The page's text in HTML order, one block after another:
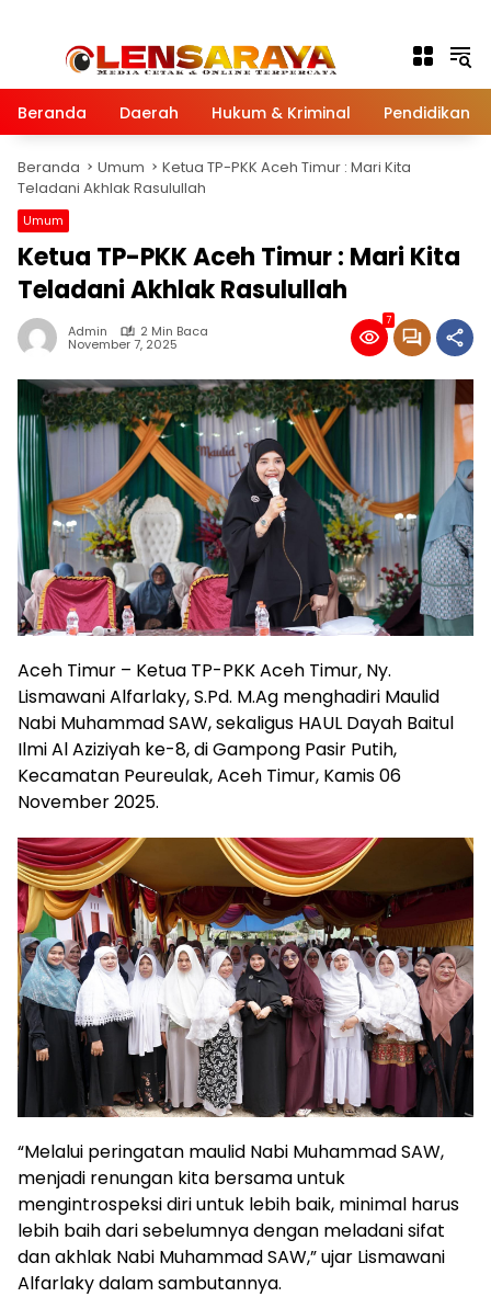
Beranda Daerah Hukum & Kriminal Pendidikan
Beranda Umum
Ketua TP-PKK Aceh Timur : Mari Kita
Teladani Akhlak Rasulullah
Umum
Ketua TP-PKK Aceh Timur : Mari Kita
Teladani Akhlak Rasulullah
Admin 2 Min Baca
November 7, 2025
7
Aceh Timur – Ketua TP-PKK Aceh Timur, Ny.
Lismawani Alfarlaky, S.Pd. M.Ag menghadiri Maulid
Nabi Muhammad SAW, sekaligus HAUL Dayah Baitul
Ilmi Al Aziziyah ke-8, di Gampong Pasir Putih,
Kecamatan Peureulak, Aceh Timur, Kamis 06
November 2025.
“Melalui peringatan maulid Nabi Muhammad SAW,
menjadi renungan kita bersama untuk
mengintrospeksi diri untuk lebih baik, minimal harus
lebih baih dari sebelumnya dengan meladani sifat
dan akhlak Nabi Muhammad SAW,” ujar Lismawani
Alfarlaky dalam sambutannya.